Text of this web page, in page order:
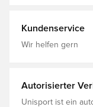
Kundenservice
Wir helfen gern
Autorisierter
Unisport ist ein